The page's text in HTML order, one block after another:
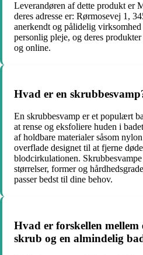
Leverandøren af dette produkt er
deres adresse er: Rørmosevej 1,
anerkendt og pålidelig
personlig pleje, og deres
og online.
Hvad er en
En skrubbesvamp er et populært
at rense og eksfoliere huden i
af holdbare materialer såsom
overflade designet til at fjerne
blodcirkulationen.
størrelser, former og
passer bedst til dine behov.
Hvad er forskellen mellem
skrub og en almindelig